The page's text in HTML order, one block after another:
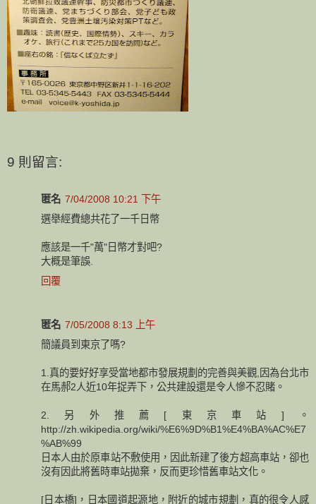
9 則留言:
匿名 7/04/2008 10:21 下午
選舉經費總共花了一千日幣
應該是一千"萬"日幣才對吧?
大概是筆誤.
回覆
匿名 7/05/2008 8:13 上午
簡議員到東京了嗎?
1.真的要好好享受當地都市發展規劃的完善與美觀,因為台北市
在馬郝2人近10年捉弄下，公共建設還是令人慘不忍賭。
2.另外推薦[東京車站]。
http://zh.wikipedia.org/wiki/%E6%9D%B1%E4%BA%AC%E7
%AB%99
日本人由於原車站不敷使用，因此新建了後方超高車站，卻也
沒有因此將舊時車站拋棄，反而更珍惜舊車站文化。
[日本橋]，日本國道起源地，附近的城市規劃，真的很令人感